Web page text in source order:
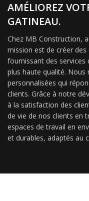
AMÉLIOREZ
GATINEAU.
Chez MB Construction,
mission est de créer
fournissant des
plus haute qualité.
personnalisées qui
clients. Grâce à notre
à la satisfaction des
de vie de nos clients en
espaces de travail en
et durables, adaptés au